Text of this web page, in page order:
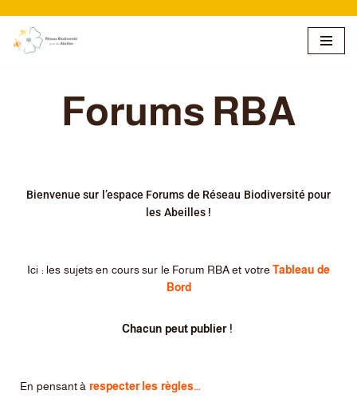
Aller
Forums RBA
Bienvenue sur l’espace Forums de Réseau Biodiversité pour
les Abeilles !
Ici : les sujets en cours sur le Forum RBA et votreTableau de
Bord
Chacun peut publier !
En pensant à respecter les règles…